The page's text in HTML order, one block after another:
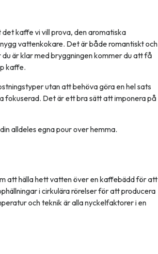
kaffe vi vill prova, den aromatiska
vattenkokare. Det är både romantiskt och
är klar med bryggningen kommer du att få
kaffe.
utan att behöva göra en hel sats
fokuserad. Det är ett bra sätt att imponera på
alldeles egna pour over hemma.
att hälla hett vatten över en kaffebädd för att
i cirkulära rörelser för att producera
och teknik är alla nyckelfaktorer i en